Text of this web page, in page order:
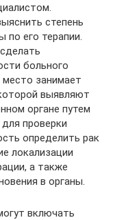
степень
по его терапии.
больного
занимает
выявляют
органе путем
проверки
определить рак
локализации
а также
в органы.
включать